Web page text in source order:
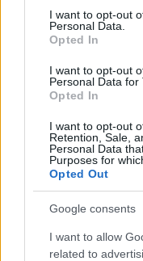
services and may
not limited to your
grant or deny consent
consent section.
I want to opt-out
Personal Data.
Opted In
I want to opt-out
Personal Data for
Opted In
I want to opt-out
Retention, Sale,
Personal Data
Purposes for
Opted Out
Google consents
I want to allow
related to